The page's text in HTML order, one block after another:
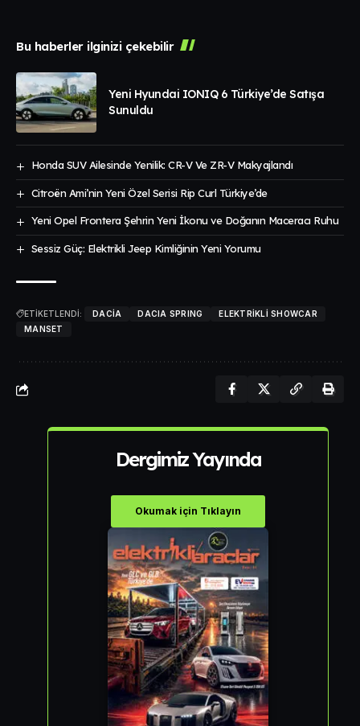
Bu haberler ilginizi çekebilir
Yeni Hyundai IONIQ 6 Türkiye’de Satışa
Sunuldu
Honda SUV Ailesinde Yenilik: CR-V Ve ZR-V Makyajlandı
Citroën Ami’nin Yeni Özel Serisi Rip Curl Türkiye’de
Yeni Opel Frontera Şehrin Yeni İkonu ve Doğanın Maceracı Ruhu
Sessiz Güç: Elektrikli Jeep Kimliğinin Yeni Yorumu
ETİKETLENDİ: DACIA DACIA SPRING
ELEKTRIKLI SHOWCAR
MANSET
Dergimiz Yayında
Okumak için Tıklayın